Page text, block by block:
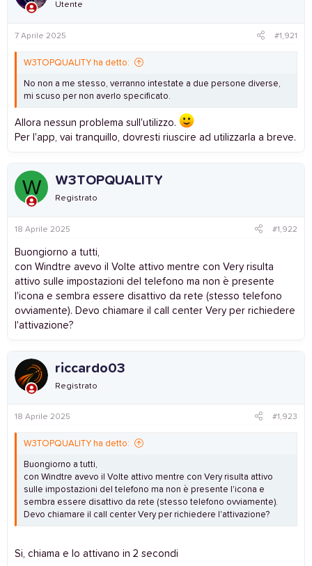
Utente
7 Aprile 2025 #1,921
W3TOPQUALITY ha detto:
No non a me stesso, verranno intestate a due persone diverse,
mi scuso per non averlo specificato.
Allora nessun problema sull'utilizzo.
Per l'app, vai tranquillo, dovresti riuscire ad utilizzarla a breve.
W W3TOPQUALITY
Registrato
18 Aprile 2025 #1,922
Buongiorno a tutti,
con Windtre avevo il Volte attivo mentre con Very risulta
attivo sulle impostazioni del telefono ma non è presente
l'icona e sembra essere disattivo da rete (stesso telefono
ovviamente). Devo chiamare il call center Very per richiedere
l'attivazione?
riccardo03
Registrato
18 Aprile 2025 #1,923
W3TOPQUALITY ha detto:
Buongiorno a tutti,
con Windtre avevo il Volte attivo mentre con Very risulta attivo
sulle impostazioni del telefono ma non è presente l'icona e
sembra essere disattivo da rete (stesso telefono ovviamente).
Devo chiamare il call center Very per richiedere l'attivazione?
Si, chiama e lo attivano in 2 secondi